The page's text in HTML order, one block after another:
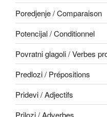
Poredjenje / Comparaison
Potencijal / Conditionnel
Povratni glagoli / Verbes
Predlozi / Prépositions
Pridevi / Adjectifs
Prilozi / Adverbes